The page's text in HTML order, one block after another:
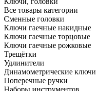
Все товары категории
Сменные головки
Ключи гаечные накидные
Ключи гаечные торцовые
Ключи гаечные рожковые
Трещётки
Удлинители
Динамометрические ключи
Поперечные ручки
Наборы инструментов